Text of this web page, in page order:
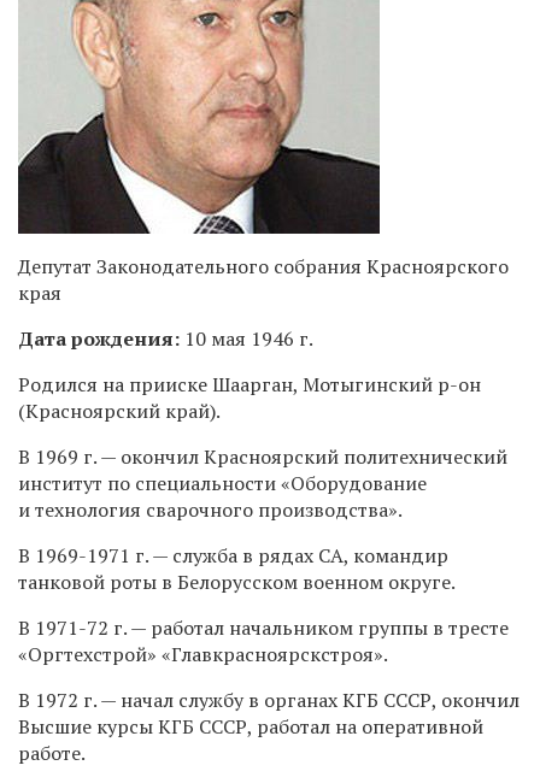
Депутат Законодательного собрания Красноярского
края
Дата рождения: 10 мая 1946 г.
Родился на прииске Шаарган, Мотыгинский р-он
(Красноярский край).
В 1969 г. — окончил Красноярский политехнический
институт по специальности «Оборудование
и технология сварочного производства».
В 1969-1971 г.— служба в рядах СА, командир
танковой роты в Белорусском военном округе.
В 1971-72 г.— работал начальником группы в тресте
«Оргтехстрой» «Главкрасноярскстроя».
В 1972 г. — начал службу в органах КГБ СССР, окончил
Высшие курсы КГБ СССР, работал на оперативной
работе.